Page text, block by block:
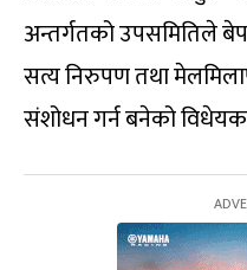
अन्तर्गतको उपसमितिले
सत्य निरुपण तथा
संशोधन गर्न बनेको